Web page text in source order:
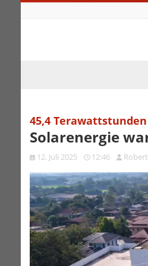
45,4 Terawattstunden
Solarenergie
12. Juli 2025 12:46